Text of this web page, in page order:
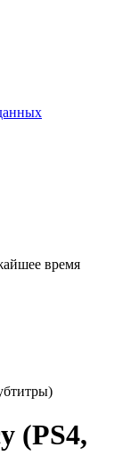
время
(PS4,